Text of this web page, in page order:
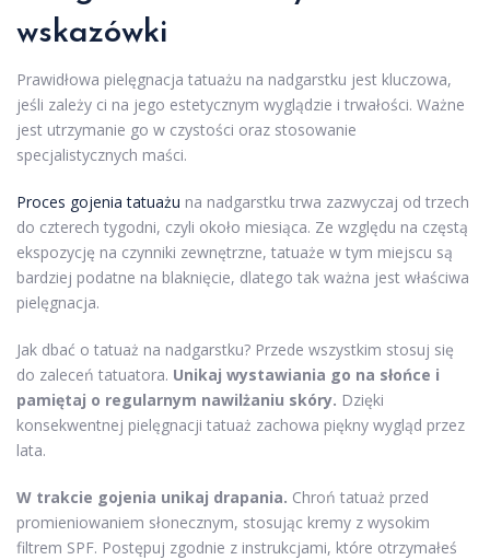
wskazówki
Prawidłowa pielęgnacja tatuażu na nadgarstku jest kluczowa,
jeśli zależy ci na jego estetycznym wyglądzie i trwałości. Ważne
jest utrzymanie go w czystości oraz stosowanie
specjalistycznych maści.
Proces gojenia tatuażu na nadgarstku trwa zazwyczaj od trzech
do czterech tygodni, czyli około miesiąca. Ze względu na częstą
ekspozycję na czynniki zewnętrzne, tatuaże w tym miejscu są
bardziej podatne na blaknięcie, dlatego tak ważna jest właściwa
pielęgnacja.
Jak dbać o tatuaż na nadgarstku? Przede wszystkim stosuj się
do zaleceń tatuatora. Unikaj wystawiania go na słońce i
pamiętaj o regularnym nawilżaniu skóry. Dzięki
konsekwentnej pielęgnacji tatuaż zachowa piękny wygląd przez
lata.
W trakcie gojenia unikaj drapania. Chroń tatuaż przed
promieniowaniem słonecznym, stosując kremy z wysokim
filtrem SPF. Postępuj zgodnie z instrukcjami, które otrzymałeś